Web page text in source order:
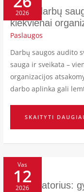
2026
Kodėl darbų
kiekvienai
Paslaugos
Darbų saugos audito
sauga ir sveikata –
organizacijos
darbo aplinka gali
YRA
BŪTINAS
KIEKVIENAI
ORGANIZACIJAI?
SKAITYTI
Vas
12
2026
Defibriliatorius:
GYVYBĘ
GELBSTINTIS
PRIETAISAS